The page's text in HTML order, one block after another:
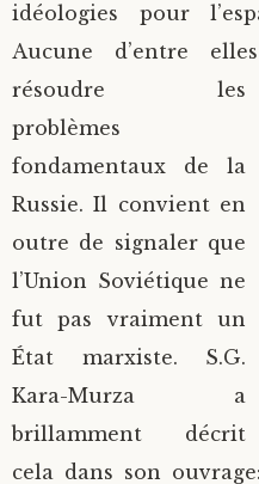
idéologies pour
Aucune d’entre
résoudre les
problèmes
fondamentaux de la
Russie. Il convient en
outre de signaler que
l’Union Soviétique ne
fut pas vraiment un
État marxiste. S.G.
Kara-Murza a
brillamment décrit
cela dans son